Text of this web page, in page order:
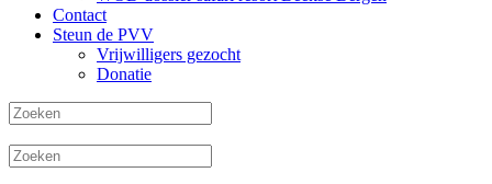
Contact
Steun de PVV
Vrijwilligers gezocht
Donatie